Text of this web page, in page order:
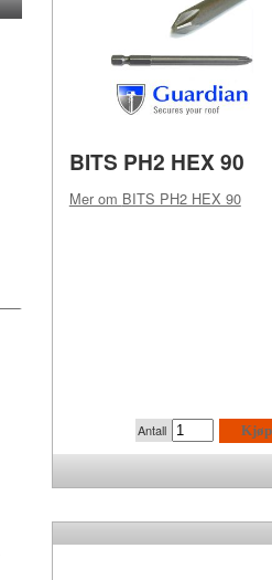
BITS PH2 HEX 90
Mer om BITS PH2 HEX 90
Kjøp
Antall